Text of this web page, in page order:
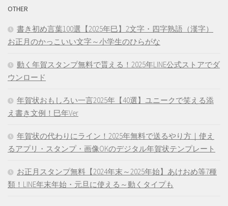
OTHER
書き初め言葉100選【2025年巳】2文字・四字熟語（漢字）
お正月のかっこいい文字～小学生のひらがな
動く年賀スタンプ無料で貰える！2025年LINE公式ストアでダ
ウンロード
年賀状おもしろい一言2025年【40選】ユニークで笑える添
え書き文例！巳年Ver
年賀状の代わりにライン！2025年無料で送るやり方｜使え
るアプリ・スタンプ・画像OKのデジタル年賀状テンプレート
お正月スタンプ無料【2024年末～2025年始】あけおめ等7種
類！LINE年末年始・元旦に使える～動くタイプも